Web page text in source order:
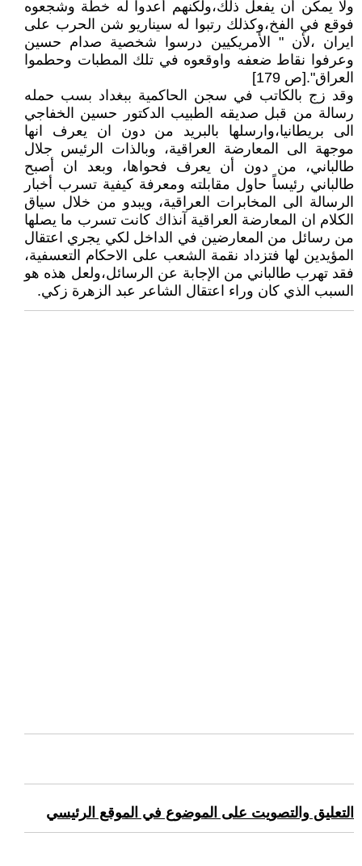
ولا يمكن أن يفعل ذلك،ولكنهم أعدوا له خطة وشجعوه
فوقع في الفخ،وكذلك رتبوا له سيناريو شن الحرب على
ايران ،لأن " الأمريكيين درسوا شخصية صدام حسين
وعرفوا نقاط ضعفه واوقعوه في تلك المطبات وحطموا
العراق".[ص 179]
وقد زج بالكاتب في سجن الحاكمية ببغداد بسب حمله
رسالة من قبل صديقه الطبيب الدكتور حسين الخفاجي
الى بريطانيا،وارسلها بالبريد من دون ان يعرف انها
موجهة الى المعارضة العراقية، وبالذات الرئيس جلال
طالباني، من دون أن يعرف فحواها، وبعد ان أصبح
طالباني رئيساً حاول مقابلته ومعرفة كيفية تسرب أخبار
الرسالة الى المخابرات العراقية، ويبدو من خلال سياق
الكلام ان المعارضة العراقية آنذاك كانت تسرب ما يصلها
من رسائل من المعارضين في الداخل لكي يجري اعتقال
المؤيدين لها فتزداد نقمة الشعب على الاحكام التعسفية،
فقد تهرب طالباني من الإجابة عن الرسائل،ولعل هذه هو
السبب الذي كان وراء اعتقال الشاعر عبد الزهرة زكي.
التعليق والتصويت على الموضوع في الموقع الرئيسي